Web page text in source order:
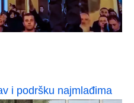
i podršku najmlađima